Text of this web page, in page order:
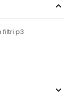
filtri p3